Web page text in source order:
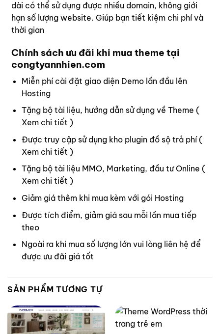
dài có thể sử dụng được nhiều domain, không giới
hạn số lượng website. Giúp bạn tiết kiệm chi phí và
thời gian
Chính sách ưu đãi khi mua theme tại
congtyannhien.com
Miễn phí cài đặt giao diện Demo lần đầu lên
Hosting
Tặng bộ tài liệu, hướng dẫn sử dụng về Theme (
Xem chi tiết )
Được truy cập sử dụng kho plugin đồ sộ trả phí (
Xem chi tiết )
Tặng bộ tài liệu MMO, Marketing, đầu tư Online (
Xem chi tiết )
Giảm giá thêm khi mua kèm với gói Hosting
Được tích điểm, giảm giá sau mỗi lần mua tiếp
theo
Ngoài ra khi mua số lượng lớn vui lòng liên hệ để
được ưu đãi giá tốt
SẢN PHẨM TƯƠNG TỰ